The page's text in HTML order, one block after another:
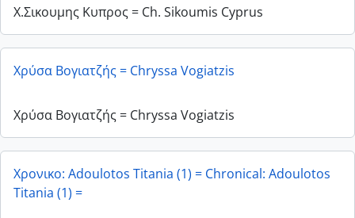
Χ.Σικουμης Κυπρος = Ch. Sikoumis Cyprus
Χρύσα Βογιατζής = Chryssa Vogiatzis
Χρύσα Βογιατζής = Chryssa Vogiatzis
Χρονικο: Adoulotos Titania (1) = Chronical: Adoulotos
Titania (1) =